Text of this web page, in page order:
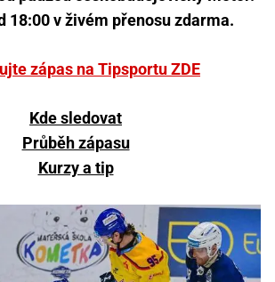
18:00 v živém přenosu zdarma.
zápas na Tipsportu ZDE
Kde sledovat
Průběh zápasu
Kurzy a tip